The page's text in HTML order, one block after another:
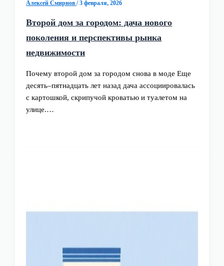
Алексей Смирнов/3 февраля, 2026
Второй дом за городом: дача нового
поколения и перспективы рынка
недвижимости
Почему второй дом за городом снова в моде Еще
десять–пятнадцать лет назад дача ассоциировалась
с картошкой, скрипучой кроватью и туалетом на
улице.…